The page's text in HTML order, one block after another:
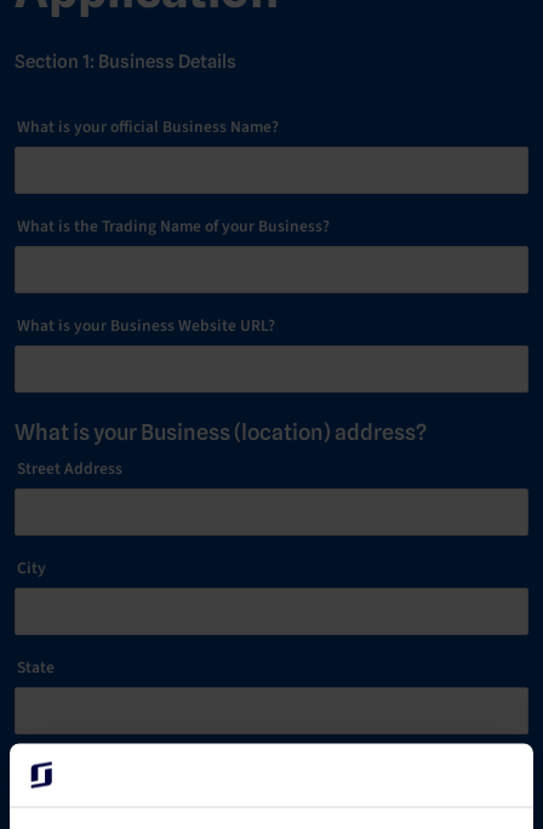
Section 1: Business Details
What is your official Business Name?
What is the Trading Name of your Business?
What is your Business Website URL?
What is your Business (location) address?
Street Address
City
State
Postalcode